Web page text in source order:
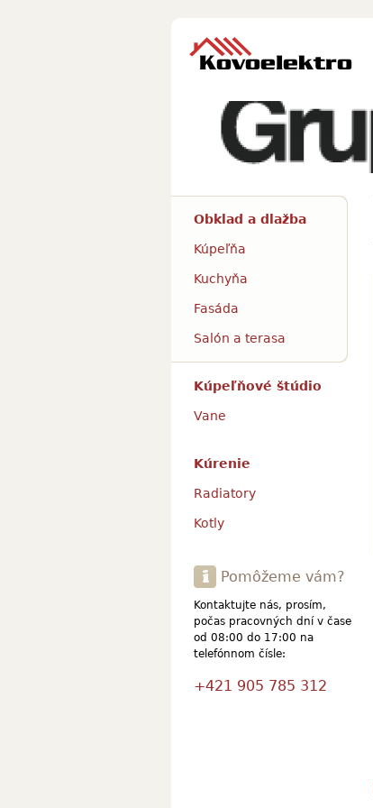
Obklad a dlažba
Kúpeľňa
Kuchyňa
Fasáda
Salón a terasa
Kúpeľňové štúdio
Vane
Kúrenie
Radiatory
Kotly
Pomôžeme vám?
Kontaktujte nás, prosím,
počas pracovných dní v čase
od 08:00 do 17:00 na
telefónnom čísle:
+421 905 785 312